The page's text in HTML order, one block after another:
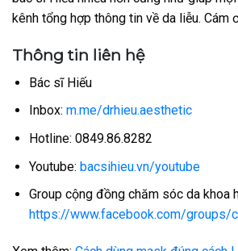
kênh tổng hợp thông tin về da liễu. Cám
Thông tin liên hệ
Bác sĩ Hiếu
Inbox: m.me/drhieu.aesthetic
Hotline: 0849.86.8282
Youtube: bacsihieu.vn/youtube
Group cộng đồng chăm sóc da khoa
https://www.facebook.com/groups/